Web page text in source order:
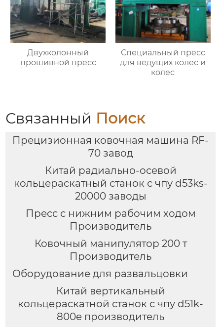
Двухколонный
прошивной пресс
Специальный пресс
для ведущих колес и
колес
Связанный Поиск
Прецизионная ковочная машина RF-
70 завод
Китай радиально-осевой
кольцераскатный станок с чпу d53ks-
20000 заводы
Пресс с нижним рабочим ходом
Производитель
Ковочный манипулятор 200 т
Производитель
Оборудование для развальцовки
Китай вертикальный
кольцераскатной станок с чпу d51k-
800e производитель